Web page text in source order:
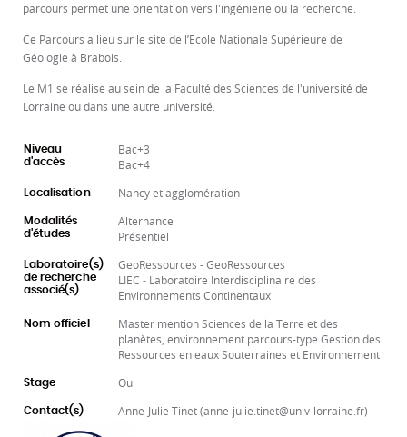
parcours permet une orientation vers l'ingénierie ou la recherche.
Ce Parcours a lieu sur le site de l’Ecole Nationale Supérieure de
Géologie à Brabois.
Le M1 se réalise au sein de la Faculté des Sciences de l'université de
Lorraine ou dans une autre université.
Niveau
d'accès
Bac+3
Bac+4
Localisation Nancy et agglomération
Modalités
d'études
Alternance
Présentiel
Laboratoire(s)
de recherche
associé(s)
GeoRessources - GeoRessources
LIEC - Laboratoire Interdisciplinaire des
Environnements Continentaux
Nom officiel
Master mention Sciences de la Terre et des
planètes, environnement parcours-type Gestion des
Ressources en eaux Souterraines et Environnement
Stage Oui
Contact(s) Anne-Julie Tinet (anne-julie.tinet@univ-lorraine.fr)